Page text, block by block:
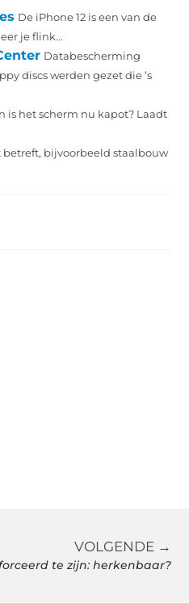
De iPhone 12 is een van de
je flink...
Databescherming
discs werden gezet die ’s
is het scherm nu kapot? Laadt
bijvoorbeeld staalbouw
VOLGENDE →
te zijn: herkenbaar?